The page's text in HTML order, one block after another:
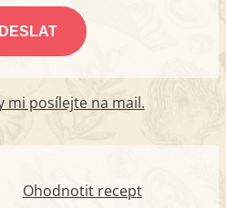
mi posílejte na mail.
Ohodnotit recept